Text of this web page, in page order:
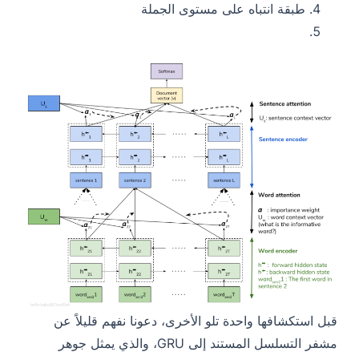
طبقة انتباه على مستوى الجملة
قبل استكشافها واحدة تلو الأخرى، دعونا نفهم قليلاً عن
مشفر التسلسل المستند إلى GRU، والذي يمثل جوهر